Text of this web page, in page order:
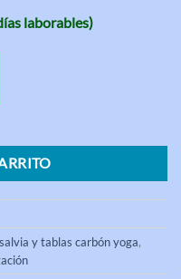
laborables)
y tablas carbón yoga,